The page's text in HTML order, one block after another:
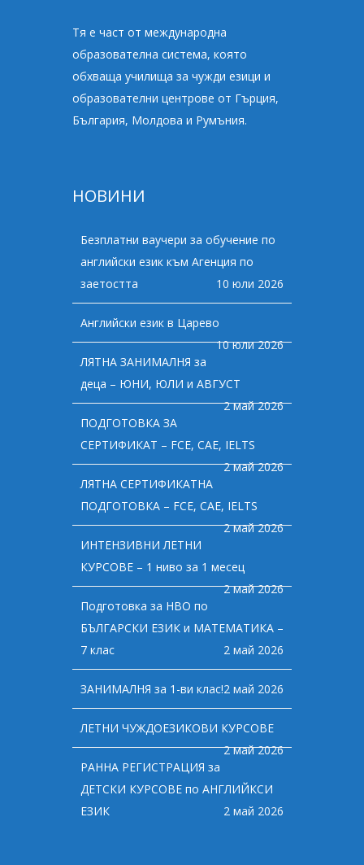
Тя е част от международна
образователна система, която
обхваща училища за чужди езици и
образователни центрове от Гърция,
България, Молдова и Румъния.
НОВИНИ
Безплатни ваучери за обучение по
английски език към Агенция по
заетостта
10 юли 2026
Английски език в Царево
10 юли 2026
ЛЯТНА ЗАНИМАЛНЯ за
деца – ЮНИ, ЮЛИ и АВГУСТ
2 май 2026
ПОДГОТОВКА ЗА
СЕРТИФИКАТ – FCE, CAE, IELTS
2 май 2026
ЛЯТНА СЕРТИФИКАТНА
ПОДГОТОВКА – FCE, CAE, IELTS
2 май 2026
ИНТЕНЗИВНИ ЛЕТНИ
КУРСОВЕ – 1 ниво за 1 месец
2 май 2026
Подготовка за НВО по
БЪЛГАРСКИ ЕЗИК и МАТЕМАТИКА –
7 клас
2 май 2026
ЗАНИМАЛНЯ за 1-ви клас!2 май 2026
ЛЕТНИ ЧУЖДОЕЗИКОВИ КУРСОВЕ
2 май 2026
РАННА РЕГИСТРАЦИЯ за
ДЕТСКИ КУРСОВЕ по АНГЛИЙКСИ
ЕЗИК
2 май 2026